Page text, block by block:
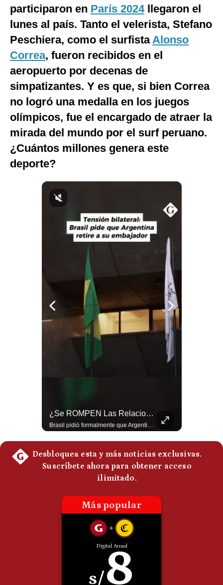
Internacional
Club del Suscriptor
Mix
G de Gestión
Notas Contratadas
Podcast
Gestión TV
Videos
Privacidad
participaron en París 2024llegaron el
lunes al país. Tanto el velerista, Stefano
Peschiera, como el surfistaAlonso
Correa, fueron recibidos en el
aeropuerto por decenas de
simpatizantes. Y es que, si bien Correa
no logró una medalla en los juegos
olímpicos, fue el encargado de atraer la
mirada del mundo por el surf peruano.
¿Cuántos millones genera este
deporte?
¿Se ROMPEN Las Relaciones Entre Brasil Y Argentina? | Gestión Mundo